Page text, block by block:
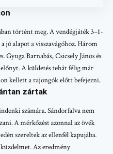
történt meg. A vendégjáték 3–1-
jó alapot a visszavágóhoz. Három
Barnabás, Csicsely János és
A küldetés tehát félig már
kellett a rajongók előtt befejezni.
zártak
számára. Sándorfalva nem
A mérkőzést azonnal az övék
szereltek az ellenfél kapujába.
Az eredmény